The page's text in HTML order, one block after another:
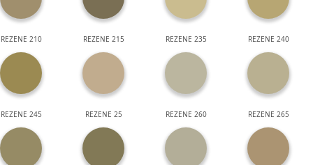
REZENE 210 REZENE 215 REZENE 235 REZENE 240
REZENE 245 REZENE 25 REZENE 260 REZENE 265